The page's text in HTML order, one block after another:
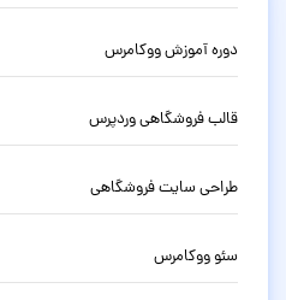
دوره آموزش ووکامرس
قالب فروشگاهی وردپرس
طراحی سایت فروشگاهی
سئو ووکامرس